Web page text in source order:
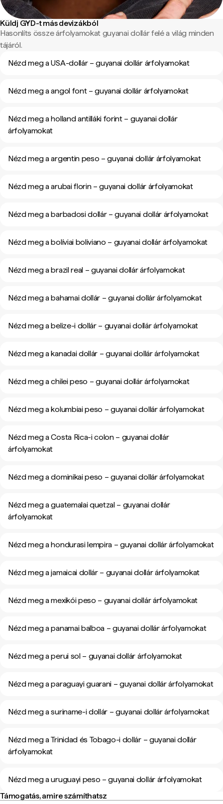
Küldj GYD-t más devizákból
Hasonlíts össze árfolyamokat guyanai dollár felé a világ minden
tájáról.
Nézd meg a USA-dollár – guyanai dollár árfolyamokat
Nézd meg a angol font – guyanai dollár árfolyamokat
Nézd meg a holland antilláki forint – guyanai dollár
árfolyamokat
Nézd meg a argentin peso – guyanai dollár árfolyamokat
Nézd meg a arubai florin – guyanai dollár árfolyamokat
Nézd meg a barbadosi dollár – guyanai dollár árfolyamokat
Nézd meg a bolíviai boliviano – guyanai dollár árfolyamokat
Nézd meg a brazil real – guyanai dollár árfolyamokat
Nézd meg a bahamai dollár – guyanai dollár árfolyamokat
Nézd meg a belize-i dollár – guyanai dollár árfolyamokat
Nézd meg a kanadai dollár – guyanai dollár árfolyamokat
Nézd meg a chilei peso – guyanai dollár árfolyamokat
Nézd meg a kolumbiai peso – guyanai dollár árfolyamokat
Nézd meg a Costa Rica-i colon – guyanai dollár
árfolyamokat
Nézd meg a dominikai peso – guyanai dollár árfolyamokat
Nézd meg a guatemalai quetzal – guyanai dollár
árfolyamokat
Nézd meg a hondurasi lempira – guyanai dollár árfolyamokat
Nézd meg a jamaicai dollár – guyanai dollár árfolyamokat
Nézd meg a mexikói peso – guyanai dollár árfolyamokat
Nézd meg a panamai balboa – guyanai dollár árfolyamokat
Nézd meg a perui sol – guyanai dollár árfolyamokat
Nézd meg a paraguayi guarani – guyanai dollár árfolyamokat
Nézd meg a suriname-i dollár – guyanai dollár árfolyamokat
Nézd meg a Trinidad és Tobago-i dollár – guyanai dollár
árfolyamokat
Nézd meg a uruguayi peso – guyanai dollár árfolyamokat
Támogatás, amire számíthatsz